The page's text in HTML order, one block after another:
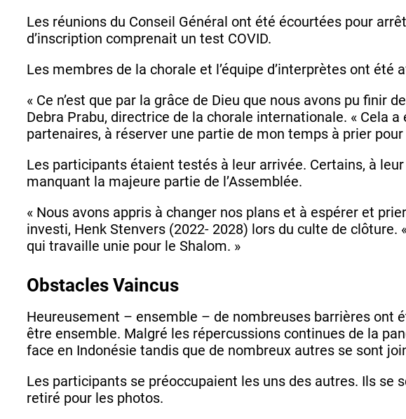
Les réunions du Conseil Général ont été écourtées pour
d’inscription comprenait un test COVID.
Les membres de la chorale et l’équipe d’interprètes ont
« Ce n’est que par la grâce de Dieu que nous avons pu finir
Debra Prabu, directrice de la chorale internationale. « Cela
partenaires, à réserver une partie de mon temps à prier
Les participants étaient testés à leur arrivée. Certains, à
manquant la majeure partie de l’Assemblée.
« Nous avons appris à changer nos plans et à espérer et
investi, Henk Stenvers (2022- 2028) lors du culte de
qui travaille unie pour le Shalom. »
Obstacles Vaincus
Heureusement – ensemble – de nombreuses barrières ont
être ensemble. Malgré les répercussions continues de la
face en Indonésie tandis que de nombreux autres se sont
Les participants se préoccupaient les uns des autres. Ils se
retiré pour les photos.